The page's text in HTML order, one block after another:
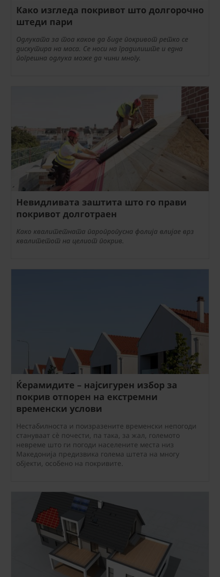
Како изгледа покривот што долгорочно
штеди пари
Одлуката за тоа каков да биде покривот ретко се
дискутира на маса. Се носи на градилиште и една
погрешна одлука може да чини многу.
Невидливата заштита што го прави
покривот долготраен
Како квалитетната паропропусна фолија влијае врз
квалитетот на целиот покрив.
Ќерамидите – најсигурен избор за
покрив отпорен на екстремни
временски услови
Нестабилноста и поизразените временски непогоди
стануваат сè почести, па така, за жал, големото
невреме што ги погоди населените места низ
Македонија предизвика голема штета на многу
објекти, особено на покривите.